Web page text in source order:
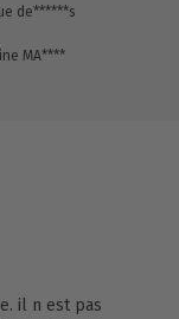
de******s
MA****
il n est pas